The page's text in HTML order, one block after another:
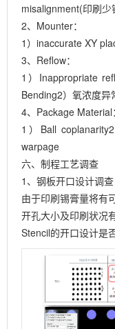
misalignment(印刷少
2、Mounter：
1）inaccurate XY
3、Reflow：
1）Inappropriate
Bending2）氧浓度异
4、Package Material：
1）Ball
warpage
六、制程工艺调查
1、钢板开口设计调查
由于印刷锡膏量将有
开孔大小及印刷状况
Stencil的开口设计是